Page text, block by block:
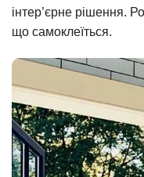
інтер’єрне рішення.
що самоклеїться.